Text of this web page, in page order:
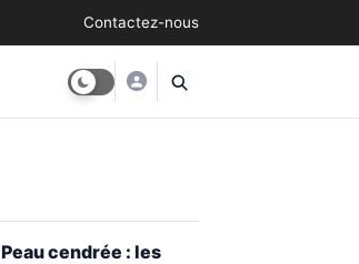
Contactez-nous
Peau cendrée : les